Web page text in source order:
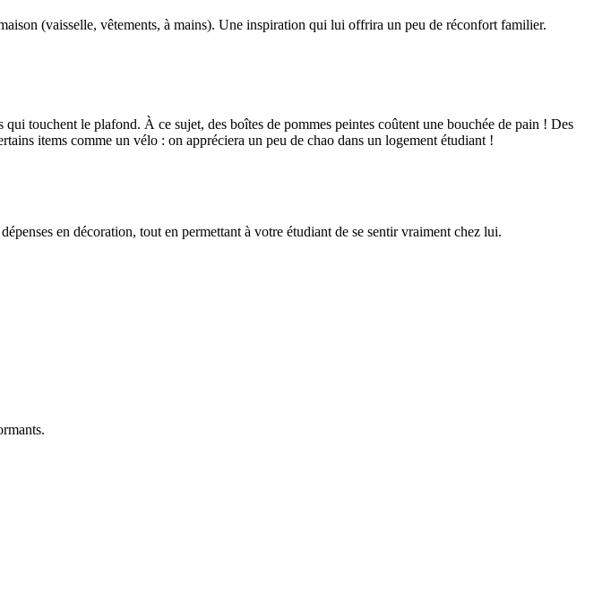
(vaisselle, vêtements, à mains). Une inspiration qui lui offrira un peu de réconfort familier.
touchent le plafond. À ce sujet, des boîtes de pommes peintes coûtent une bouchée de pain ! Des
items comme un vélo : on appréciera un peu de chao dans un logement étudiant !
en décoration, tout en permettant à votre étudiant de se sentir vraiment chez lui.